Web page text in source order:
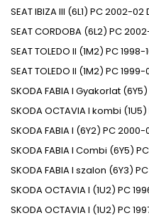
SEATIBIZA III (6L1) PC2002-02
SEATCORDOBA (6L2) PC
SEATTOLEDO II (1M2) PC1998-
SEATTOLEDO II (1M2) PC1999-
SKODAFABIA I Gyakorlat (6Y5)
SKODAOCTAVIA I kombi (1U5)
SKODAFABIA I (6Y2) PC2000-
SKODAFABIA I Combi (6Y5) PC
SKODAFABIA I szalon (6Y3) PC
SKODAOCTAVIA I (1U2) PC
SKODAOCTAVIA I (1U2) PC